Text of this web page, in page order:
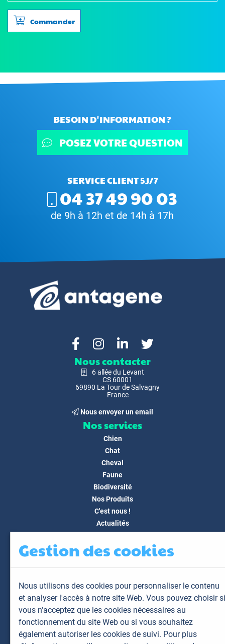
Commander
BESOIN D'INFORMATION ?
POSEZ VOTRE QUESTION
SERVICE CLIENT 5J/7
04 37 49 90 03
de 9h à 12h et de 14h à 17h
Nous contacter
6 allée du Levant
CS 60001
69890 La Tour de Salvagny
France
Nous envoyer un email
Nos services
Chien
Chat
Cheval
Faune
Biodiversité
Nos Produits
C'est nous !
Actualités
FAQ
Mon espace
Mes animaux
Mes résultats
Mes commandes
Mes factures
Gestion des cookies
Nous utilisons des cookies pour personnaliser le contenu
et analyser l'accès à notre site Web. Vous pouvez choisir si
vous n'acceptez que les cookies nécessaires au
fonctionnement du site Web ou si vous souhaitez
également autoriser les cookies de suivi. Pour plus